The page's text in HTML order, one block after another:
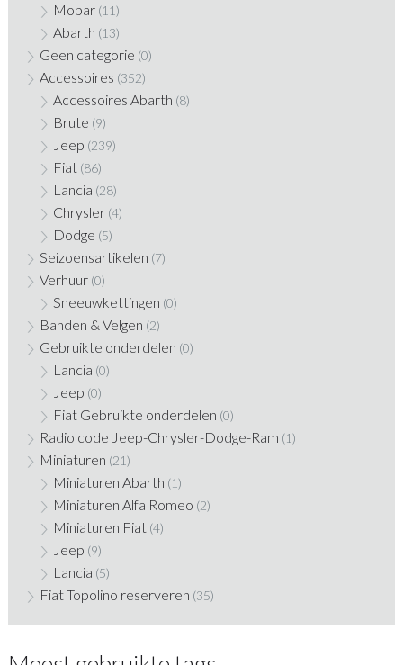
Mopar (11)
Abarth (13)
Geen categorie (0)
Accessoires (352)
Accessoires Abarth (8)
Brute (9)
Jeep (239)
Fiat (86)
Lancia (28)
Chrysler (4)
Dodge (5)
Seizoensartikelen (7)
Verhuur (0)
Sneeuwkettingen (0)
Banden & Velgen (2)
Gebruikte onderdelen (0)
Lancia (0)
Jeep (0)
Fiat Gebruikte onderdelen (0)
Radio code Jeep-Chrysler-Dodge-Ram (1)
Miniaturen (21)
Miniaturen Abarth (1)
Miniaturen Alfa Romeo (2)
Miniaturen Fiat (4)
Jeep (9)
Lancia (5)
Fiat Topolino reserveren (35)